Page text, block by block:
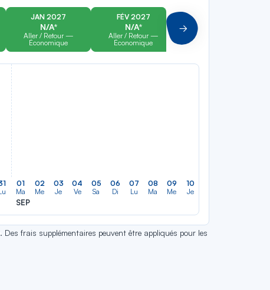
JAN 2027
N/A*
Aller / Retour —
Économique
FÉV 2027
N/A*
Aller / Retour —
Économique
Aller / Retour —
Suivant
01
Ma
SEP
02
Me
03
Je
04
Ve
05
Sa
06
Di
07
Lu
08
Ma
09
Me
10
Je
frais supplémentaires peuvent être appliqués pour les